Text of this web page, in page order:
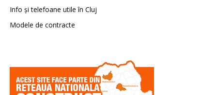
Info și telefoane utile în Cluj
Modele de contracte